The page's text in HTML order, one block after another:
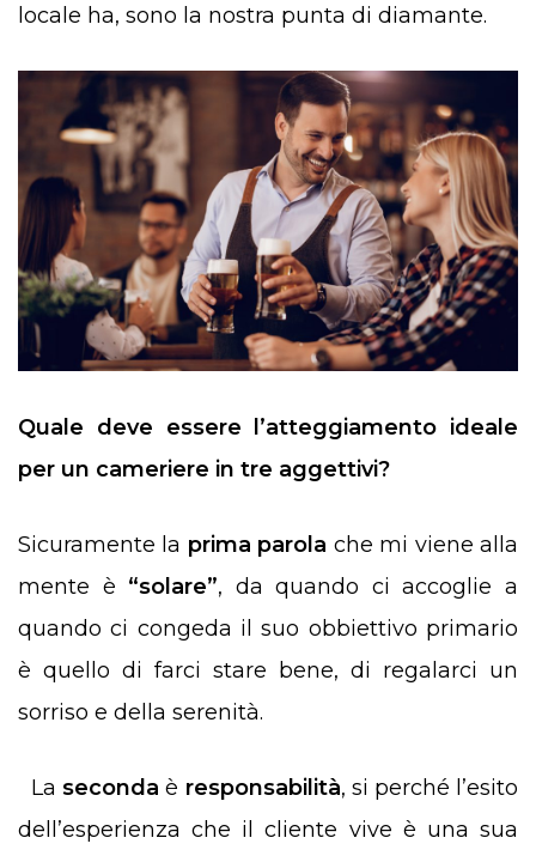
locale ha, sono la nostra punta di diamante.
Quale deve essere l’atteggiamento ideale
per un cameriere in tre aggettivi?
Sicuramente la prima parola che mi viene alla
mente è “solare”, da quando ci accoglie a
quando ci congeda il suo obbiettivo primario
è quello di farci stare bene, di regalarci un
sorriso e della serenità.
Laseconda è responsabilità, si perché l’esito
dell’esperienza che il cliente vive è una sua